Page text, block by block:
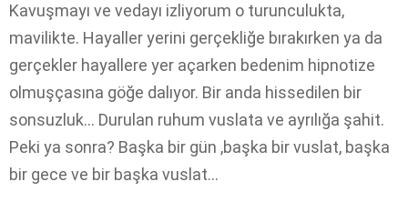
Kavuşmayı ve vedayı izliyorum o turunculukta,
mavilikte. Hayaller yerini gerçekliğe bırakırken ya da
gerçekler hayallere yer açarken bedenim hipnotize
olmuşçasına göğe dalıyor. Bir anda hissedilen bir
sonsuzluk… Durulan ruhum vuslata ve ayrılığa şahit.
Peki ya sonra? Başka bir gün ,başka bir vuslat, başka
bir gece ve bir başka vuslat…